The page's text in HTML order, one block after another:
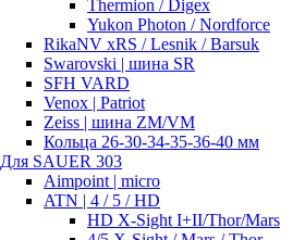
Thermion / Digex
Yukon Photon / Nordforce
RikaNV xRS / Lesnik / Barsuk
Swarovski | шина SR
SFH VARD
Venox | Patriot
Zeiss | шина ZM/VM
Кольца 26-30-34-35-36-40 мм
Для SAUER 303
Aimpoint | micro
ATN | 4 / 5 / HD
HD X-Sight I+II/Thor/Mars